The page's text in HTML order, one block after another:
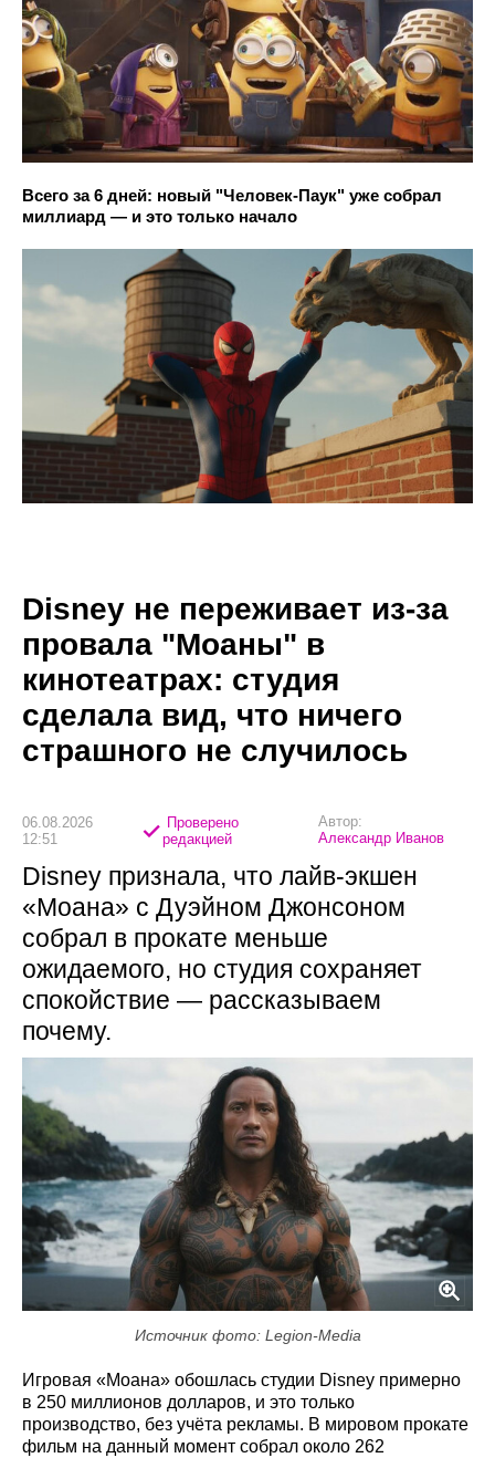
Всего за 6 дней: новый "Человек-Паук" уже собрал
миллиард — и это только начало
Disney не переживает из-за
провала "Моаны" в
кинотеатрах: студия
сделала вид, что ничего
страшного не случилось
06.08.2026
12:51
Проверено
редакцией
Автор:
Александр Иванов
Disney признала, что лайв-экшен
«Моана» с Дуэйном Джонсоном
собрал в прокате меньше
ожидаемого, но студия сохраняет
спокойствие — рассказываем
почему.
Источник фото: Legion-Media
Игровая «Моана» обошлась студии Disney примерно
в 250 миллионов долларов, и это только
производство, без учёта рекламы. В мировом прокате
фильм на данный момент собрал около 262